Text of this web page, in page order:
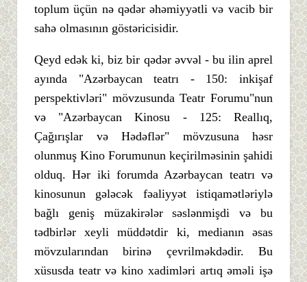
toplum üçün nə qədər əhəmiyyətli və vacib bir
sahə olmasının göstəricisidir.
Qeyd edək ki, biz bir qədər əvvəl - bu ilin aprel
ayında "Azərbaycan teatrı - 150: inkişaf
perspektivləri" mövzusunda Teatr Forumu"nun
və "Azərbaycan Kinosu - 125: Reallıq,
Çağırışlar və Hədəflər" mövzusuna həsr
olunmuş Kino Forumunun keçirilməsinin şahidi
olduq. Hər iki forumda Azərbaycan teatrı və
kinosunun gələcək fəaliyyət istiqamətləriylə
bağlı geniş müzakirələr səslənmişdi və bu
tədbirlər xeyli müddətdir ki, medianın əsas
mövzularından birinə çevrilməkdədir. Bu
xüsusda teatr və kino xadimləri artıq əməli işə